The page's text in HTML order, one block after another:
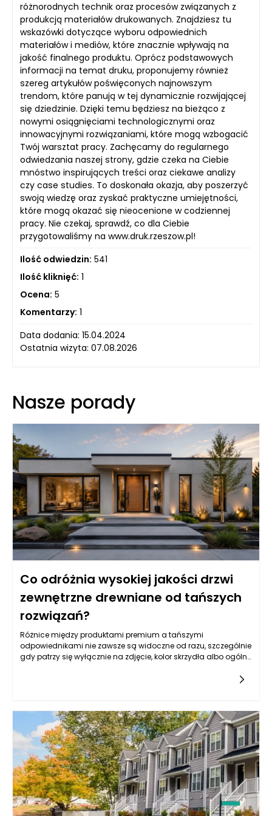
różnorodnych technik oraz procesów związanych z
produkcją materiałów drukowanych. Znajdziesz tu
wskazówki dotyczące wyboru odpowiednich
materiałów i mediów, które znacznie wpływają na
jakość finalnego produktu. Oprócz podstawowych
informacji na temat druku, proponujemy również
szereg artykułów poświęconych najnowszym
trendom, które panują w tej dynamicznie rozwijającej
się dziedzinie. Dzięki temu będziesz na bieżąco z
nowymi osiągnięciami technologicznymi oraz
innowacyjnymi rozwiązaniami, które mogą wzbogacić
Twój warsztat pracy. Zachęcamy do regularnego
odwiedzania naszej strony, gdzie czeka na Ciebie
mnóstwo inspirujących treści oraz ciekawe analizy
czy case studies. To doskonała okazja, aby poszerzyć
swoją wiedzę oraz zyskać praktyczne umiejętności,
które mogą okazać się nieocenione w codziennej
pracy. Nie czekaj, sprawdź, co dla Ciebie
przygotowaliśmy na www.druk.rzeszow.pl!
Ilość odwiedzin: 541
Ilość kliknięć: 1
Ocena: 5
Komentarzy: 1
Data dodania: 15.04.2024
Ostatnia wizyta: 07.08.2026
Nasze porady
Co odróżnia wysokiej jakości drzwi
zewnętrzne drewniane od tańszych
rozwiązań?
Różnice między produktami premium a tańszymi
odpowiednikami nie zawsze są widoczne od razu, szczególnie
gdy patrzy się wyłącznie na zdjęcie, kolor skrzydła albo ogólny
precyzji wykonania. Tańsze rozwiązania często kuszą niższą
ceną, jednak mogą oznaczać kompromisy w zakresie
trwałości, odporności na wilgoć, szczelności, jakości okuć czy
żywotności powłoki ochronnej. W praktyce drzwi wejściowe są
intensywnie eksploatowane każdego dnia, a jednocześnie
muszą radzić sobie z deszczem, mrozem, słońcem, zmianami
temperatury i naprężeniami wynikającymi z pracy materiału.
Dlatego najważniejsze jest spojrzenie na zakup w dłuższej
perspektywie. Produkt dobrej klasy nie tylko lepiej wygląda, ale
również dłużej zachowuje parametry użytkowe, wymaga mniej